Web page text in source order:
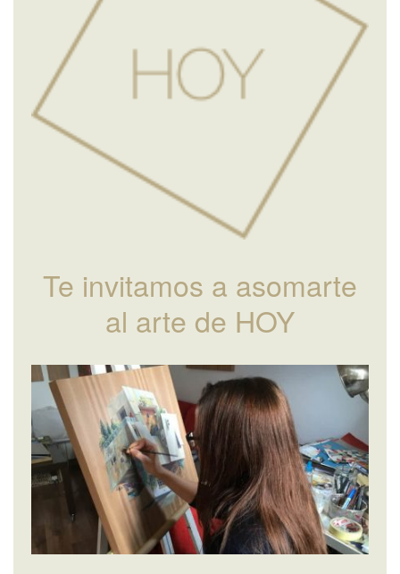
Te invitamos a asomarte
al arte de HOY